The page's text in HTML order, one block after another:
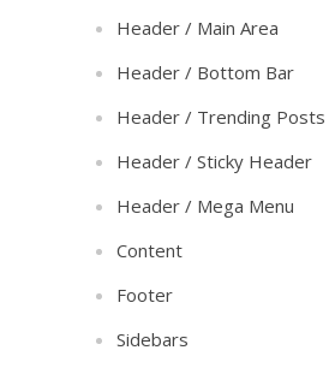
Header / Main Area
Header / Bottom Bar
Header / Trending Posts
Header / Sticky Header
Header / Mega Menu
Content
Footer
Sidebars